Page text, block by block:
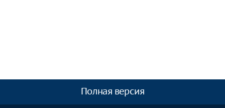
Полная версия